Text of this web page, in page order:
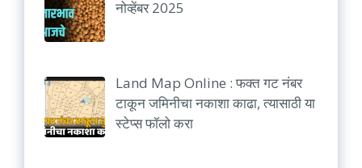
नोव्हेंबर 2025
Land Map Online : फक्त गट नंबर
टाकून जमिनीचा नकाशा काढा, त्यासाठी या
स्टेप्स फॉलो करा